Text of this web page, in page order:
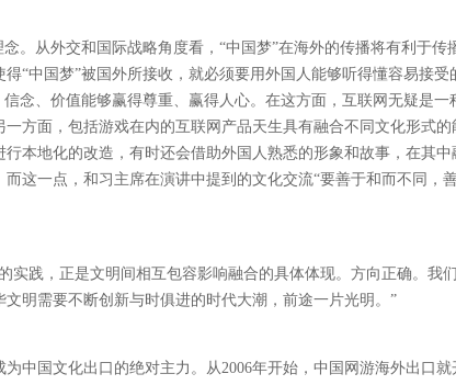
。从外交和国际战略角度看，“中国梦”在海外的传播将有利于传
“中国梦”被国外所接收，就必须要用外国人能够听得懂容易接受
念、价值能够赢得尊重、赢得人心。在这方面，互联网无疑是一
方面，包括游戏在内的互联网产品天生具有融合不同文化形式的
本地化的改造，有时还会借助外国人熟悉的形象和故事，在其中
这一点，和习主席在演讲中提到的文化交流“要善于和而不同，
实践，正是文明间相互包容影响融合的具体体现。方向正确。我
明需要不断创新与时俱进的时代大潮，前途一片光明。”
中国文化出口的绝对主力。从2006年开始，中国网游海外出口就